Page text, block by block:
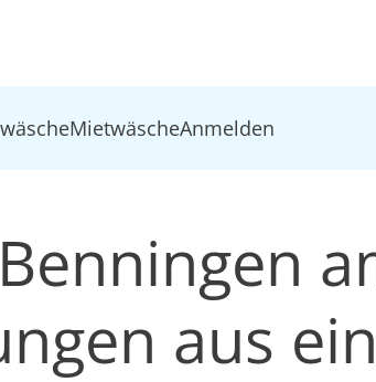
MietwäscheAnmelden
aus